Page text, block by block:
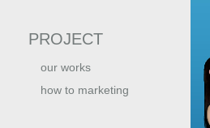
PROJECT
our works
how to marketing